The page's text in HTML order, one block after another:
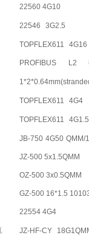
22560 4G10
22546 3G2.5
TOPFLEX611 4G16
PROFIBUS
TOPFLEX611 4G4
TOPFLEX611
JB-750 4G50 QMM/
JZ-500 5x1.5QMM
OZ-500 3x0.5QMM
GZ-500 16*1.5
22554 4G4
JZ-HF-CY